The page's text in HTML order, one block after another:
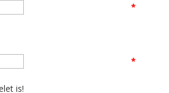
*
*
is!